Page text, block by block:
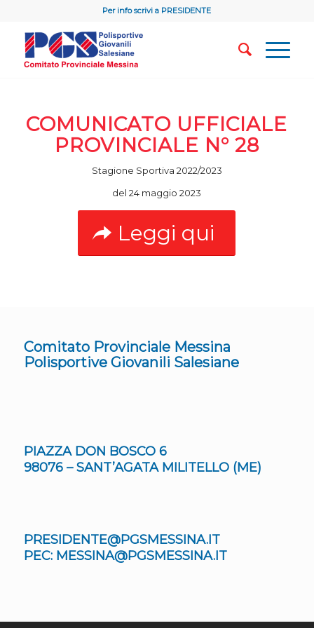
Per info scrivi a PRESIDENTE
COMUNICATO UFFICIALE
PROVINCIALE N° 28
Stagione Sportiva 2022/2023
del 24 maggio 2023
Leggi qui
Comitato Provinciale Messina
Polisportive Giovanili Salesiane
PIAZZA DON BOSCO 6
98076 – SANT’AGATA MILITELLO (ME)
PRESIDENTE@PGSMESSINA.IT
PEC: MESSINA@PGSMESSINA.IT